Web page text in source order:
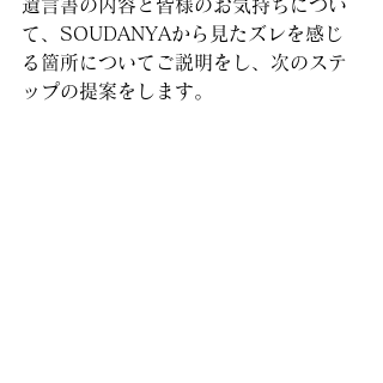
遺言書の内容と皆様のお気持ちについ
て、SOUDANYAから見たズレを感じ
る箇所についてご説明をし、次のステ
ップの提案をします。